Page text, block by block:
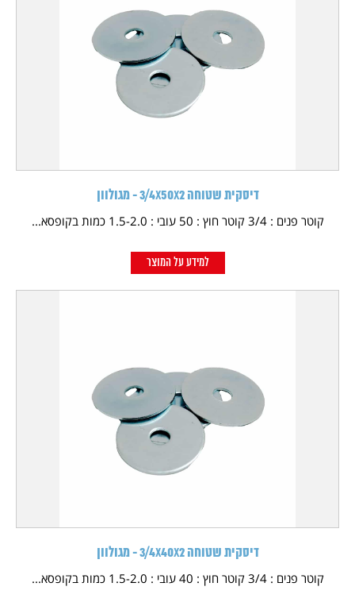
דיסקית שטוחה 3/4X50X2 - מגולוון
קוטר פנים : 3/4 קוטר חוץ : 50 עובי : 1.5-2.0 כמות בקופסא...
למידע על המוצר
דיסקית שטוחה 3/4X40X2 - מגולוון
קוטר פנים : 3/4 קוטר חוץ : 40 עובי : 1.5-2.0 כמות בקופסא...